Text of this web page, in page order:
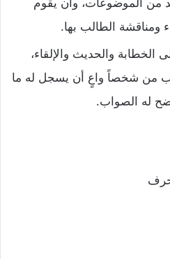
ومناقشة الطالب بها.
والحديث والإلقاء،
من شخصاً واعٍ أن يسجل له ما
له الصواب.
حرف